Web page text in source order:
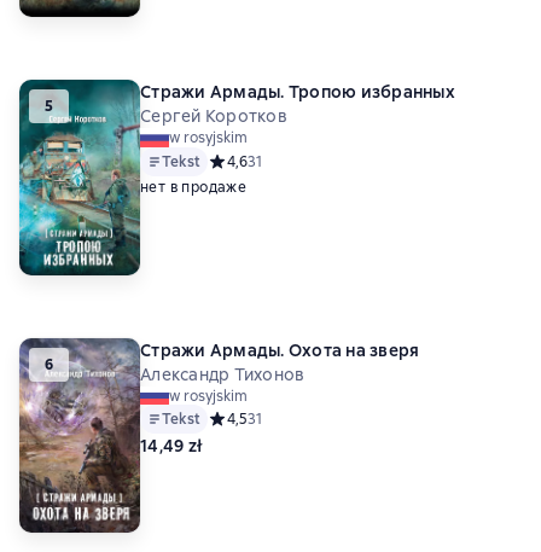
5
Стражи Армады. Тропою избранных
Сергей Коротков
w rosyjskim
Tekst Средний рейтинг 4,6 на основе 31 оценок
4,631
нет в продаже
6
Стражи Армады. Охота на зверя
Александр Тихонов
w rosyjskim
Tekst Средний рейтинг 4,5 на основе 31 оценок
4,531
14,49 zł